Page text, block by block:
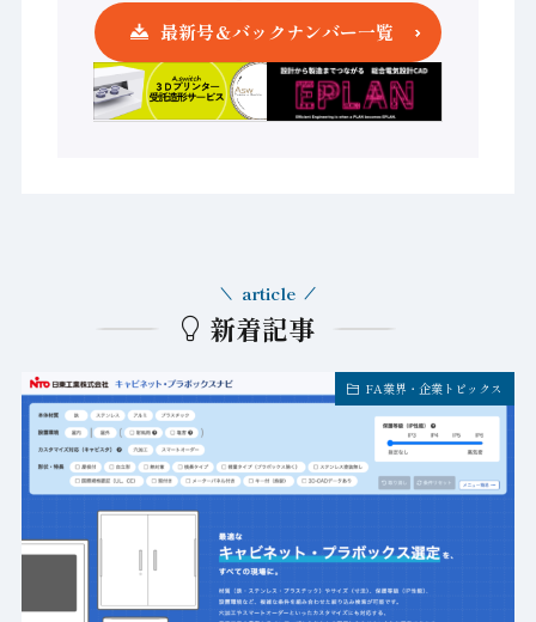
最新号＆バックナンバー一覧
新着記事
article
FA業界・企業トピックス